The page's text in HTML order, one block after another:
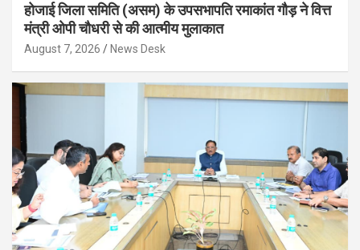
होजाई जिला समिति (असम) के उपसभापति रमाकांत गौड़ ने वित्त
मंत्री ओपी चौधरी से की आत्मीय मुलाकात
August 7, 2026 News Desk